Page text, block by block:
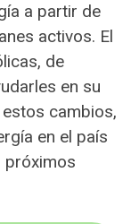
a partir de
activos. El
de
en su
cambios,
en el país
próximos